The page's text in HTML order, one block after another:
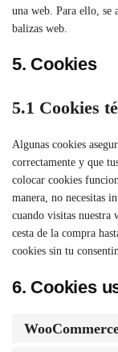
una web. Para ello, se
balizas web.
5. Cookies
5.1 Cookies
Algunas cookies
correctamente y que
colocar cookies
manera, no necesitas
cuando visitas nuestra
cesta de la compra
cookies sin tu
6. Cookies